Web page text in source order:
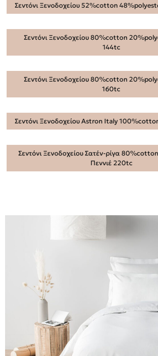
Σεντόνι Ξενοδοχείου 52%cotton
Σεντόνι Ξενοδοχείου 80%cotton
144tc
Σεντόνι Ξενοδοχείου 80%cotton
160tc
Σεντόνι Ξενοδοχείου Astron Italy
Σεντόνι Ξενοδοχείου Σατέν-ρίγα
Πεννιέ 220tc